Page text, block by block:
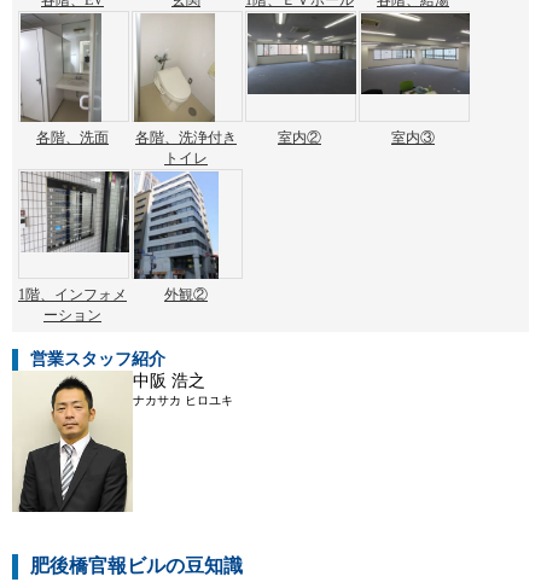
各階、洗面
各階、洗浄付き
トイレ
室内② 室内③
1階、インフォメ
ーション
外観②
営業スタッフ紹介
中阪 浩之
ナカサカ ヒロユキ
肥後橋官報ビルの豆知識